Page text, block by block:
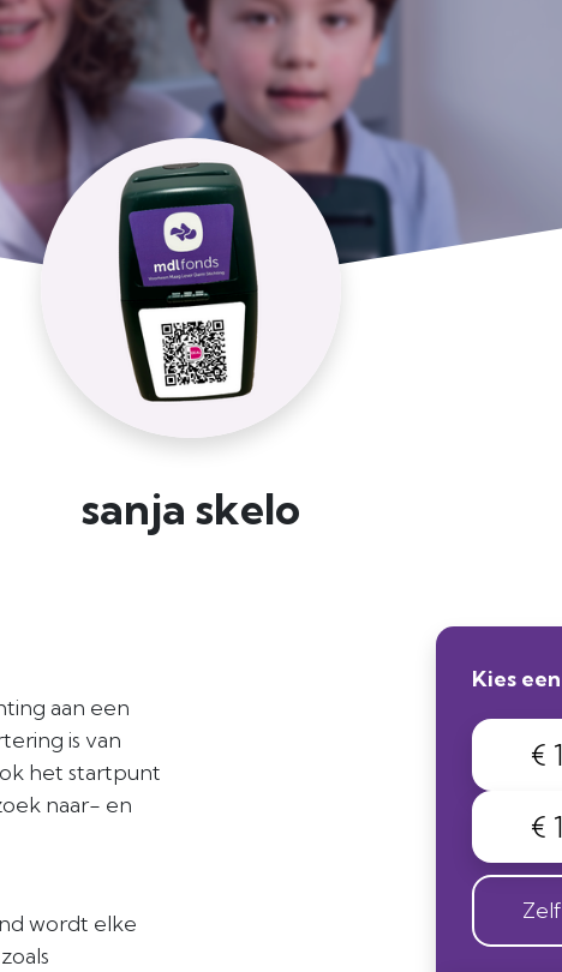
sanja skelo
aan een
is van
het startpunt
naar- en
wordt elke
Kies
€
€